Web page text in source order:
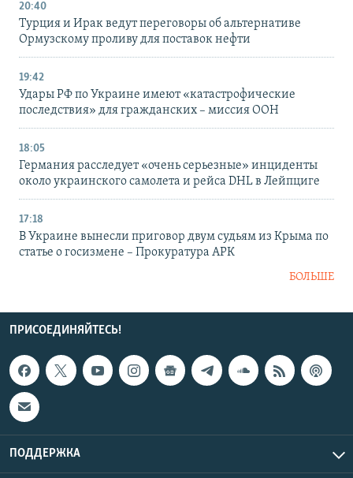
20:40
Турция и Ирак ведут переговоры об альтернативе
Ормузскому проливу для поставок нефти
19:42
Удары РФ по Украине имеют «катастрофические
последствия» для гражданских – миссия ООН
18:05
Германия расследует «очень серьезные» инциденты
около украинского самолета и рейса DHL в Лейпциге
17:18
В Украине вынесли приговор двум судьям из Крыма по
статье о госизмене – Прокуратура АРК
БОЛЬШЕ
ПРИСОЕДИНЯЙТЕСЬ!
ПОДДЕРЖКА